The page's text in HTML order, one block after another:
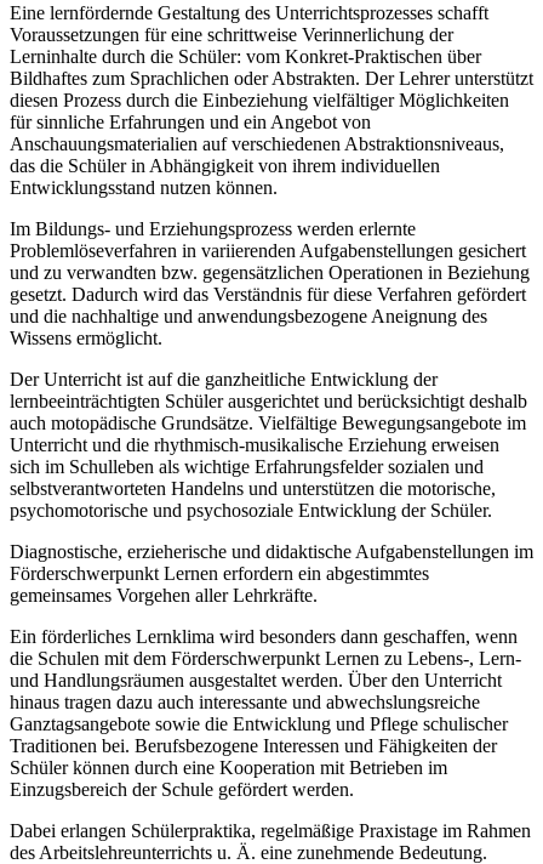
Eine lernfördernde Gestaltung des Unterrichtsprozesses schafft
Voraussetzungen für eine schrittweise Verinnerlichung der
Lerninhalte durch die Schüler: vom Konkret-Praktischen über
Bildhaftes zum Sprachlichen oder Abstrakten. Der Lehrer unterstützt
diesen Prozess durch die Einbeziehung vielfältiger Möglichkeiten
für sinnliche Erfahrungen und ein Angebot von
Anschauungsmaterialien auf verschiedenen Abstraktionsniveaus,
das die Schüler in Abhängigkeit von ihrem individuellen
Entwicklungsstand nutzen können.
Im Bildungs- und Erziehungsprozess werden erlernte
Problemlöseverfahren in variierenden Aufgabenstellungen gesichert
und zu verwandten bzw. gegensätzlichen Operationen in Beziehung
gesetzt. Dadurch wird das Verständnis für diese Verfahren gefördert
und die nachhaltige und anwendungsbezogene Aneignung des
Wissens ermöglicht.
Der Unterricht ist auf die ganzheitliche Entwicklung der
lernbeeinträchtigten Schüler ausgerichtet und berücksichtigt deshalb
auch motopädische Grundsätze. Vielfältige Bewegungsangebote im
Unterricht und die rhythmisch-musikalische Erziehung erweisen
sich im Schulleben als wichtige Erfahrungsfelder sozialen und
selbstverantworteten Handelns und unterstützen die motorische,
psychomotorische und psychosoziale Entwicklung der Schüler.
Diagnostische, erzieherische und didaktische Aufgabenstellungen im
Förderschwerpunkt Lernen erfordern ein abgestimmtes
gemeinsames Vorgehen aller Lehrkräfte.
Ein förderliches Lernklima wird besonders dann geschaffen, wenn
die Schulen mit dem Förderschwerpunkt Lernen zu Lebens-, Lern-
und Handlungsräumen ausgestaltet werden. Über den Unterricht
hinaus tragen dazu auch interessante und abwechslungsreiche
Ganztagsangebote sowie die Entwicklung und Pflege schulischer
Traditionen bei. Berufsbezogene Interessen und Fähigkeiten der
Schüler können durch eine Kooperation mit Betrieben im
Einzugsbereich der Schule gefördert werden.
Dabei erlangen Schülerpraktika, regelmäßige Praxistage im Rahmen
des Arbeitslehreunterrichts u. Ä. eine zunehmende Bedeutung.